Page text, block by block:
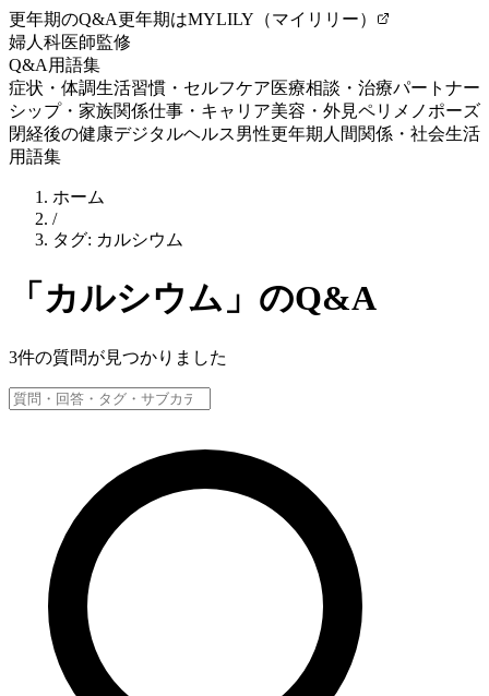
更年期のQ&A更年期はMYLILY（マイリリー）
婦人科医師監修
Q&A 用語集
症状・体調生活習慣・セルフケア医療相談・治療パートナー
シップ・家族関係仕事・キャリア美容・外見ペリメノポーズ
閉経後の健康デジタルヘルス男性更年期 人間関係・社会生活
用語集
ホーム
/
タグ: カルシウム
「 カルシウム 」のQ&A
3件の質問が見つかりました